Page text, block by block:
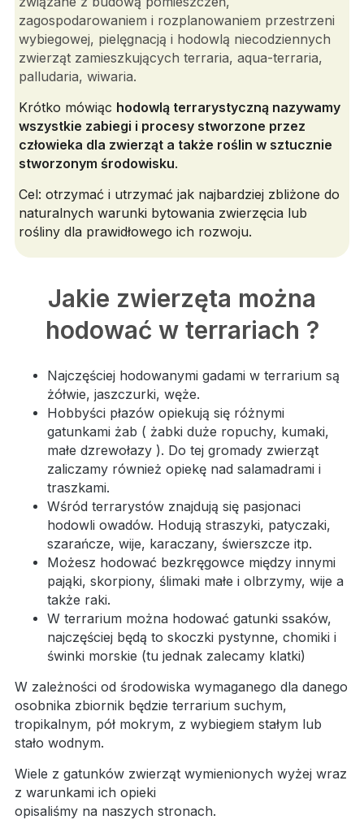
zagospodarowaniem i rozplanowaniem przestrzeni
wybiegowej, pielęgnacją i hodowlą niecodziennych
zwierząt zamieszkujących terraria, aqua-terraria,
palludaria, wiwaria.
Krótko mówiąc hodowlą terrarystyczną nazywamy
wszystkie zabiegi i procesy stworzone przez
człowieka dla zwierząt a także roślin w sztucznie
stworzonym środowisku.
Cel: otrzymać i utrzymać jak najbardziej zbliżone do
naturalnych warunki bytowania zwierzęcia lub
rośliny dla prawidłowego ich rozwoju.
Jakie zwierzęta można
hodować w terrariach ?
Najczęściej hodowanymi gadami w terrarium są
żółwie, jaszczurki, węże.
Hobbyści płazów opiekują się różnymi
gatunkami żab ( żabki duże ropuchy, kumaki,
małe dzrewołazy ). Do tej gromady zwierząt
zaliczamy również opiekę nad salamadrami i
traszkami.
Wśród terrarystów znajdują się pasjonaci
hodowli owadów. Hodują straszyki, patyczaki,
szarańcze, wije, karaczany, świerszcze itp.
Możesz hodować bezkręgowce między innymi
pająki, skorpiony, ślimaki małe i olbrzymy, wije a
także raki.
W terrarium można hodować gatunki ssaków,
najczęściej będą to skoczki pystynne, chomiki i
świnki morskie (tu jednak zalecamy klatki)
W zależności od środowiska wymaganego dla danego
osobnika zbiornik będzie terrarium suchym,
tropikalnym, pół mokrym, z wybiegiem stałym lub
stało wodnym.
Wiele z gatunków zwierząt wymienionych wyżej wraz
z warunkami ich opieki
opisaliśmy na naszych stronach.